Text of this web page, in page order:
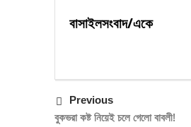
বাসাইলসংবাদ/একে
Previous
বুকভরা কষ্ট নিয়েই চলে গেলো বাবলী!